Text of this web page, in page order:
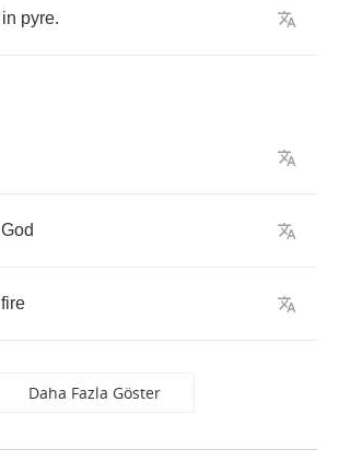
in pyre.
God
fire
Daha Fazla Göster